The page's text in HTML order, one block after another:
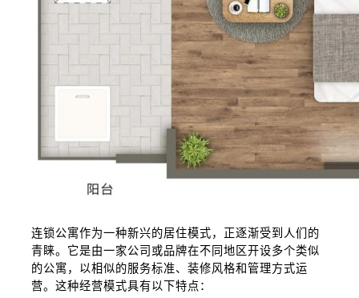
连锁公寓作为一种新兴的居住模式，正逐渐受到人们的
青睐。它是由一家公司或品牌在不同地区开设多个类似
的公寓，以相似的服务标准、装修风格和管理方式运
营。这种经营模式具有以下特点：